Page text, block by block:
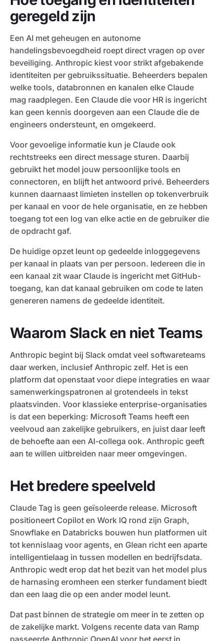
geregeld zijn
Een AI met geheugen en autonome
handelingsbevoegdheid roept direct vragen op over
beveiliging. Anthropic kiest voor strikt afgebakende
identiteiten per gebruikssituatie. Beheerders bepalen
welke tools, databronnen en kanalen elke Claude
mag raadplegen. Een Claude die voor HR is ingericht
kan geen kennis doorgeven aan een Claude die de
engineers ondersteunt, en omgekeerd.
Voor gevoelige informatie kun je Claude ook
rechtstreeks een direct message sturen. Daarbij
gebruikt het model jouw persoonlijke tools en
connectoren, en blijft het antwoord privé. Beheerders
kunnen daarnaast limieten instellen op tokenverbruik
per kanaal en voor de hele organisatie, en ze hebben
toegang tot een log van elke actie en de gebruiker die
de opdracht gaf.
De huidige opzet leunt op gedeelde inloggegevens
per kanaal in plaats van per persoon. Iedereen die in
een kanaal zit waar Claude is ingericht met GitHub-
toegang, kan dat kanaal gebruiken om code te laten
genereren namens de gedeelde identiteit.
Waarom Slack en niet Teams
Anthropic begint bij Slack omdat veel softwareteams
daar werken, inclusief Anthropic zelf. Het is een
platform dat openstaat voor diepe integraties en waar
samenwerkingspatronen al grotendeels in tekst
plaatsvinden. Voor klassieke enterprise-organisaties
is dat een beperking: Microsoft Teams heeft een
veelvoud aan zakelijke gebruikers, en juist daar leeft
de behoefte aan een AI-collega ook. Anthropic geeft
aan te willen uitbreiden naar meer omgevingen.
Het bredere speelveld
Claude Tag is geen geïsoleerde release. Microsoft
positioneert Copilot en Work IQ rond zijn Graph,
Snowflake en Databricks bouwen hun platformen uit
tot kennislaag voor agents, en Glean richt een aparte
intelligentielaag in tussen modellen en bedrijfsdata.
Anthropic wedt erop dat het bezit van het model plus
de harnasing eromheen een sterker fundament biedt
dan een laag die op een ander model leunt.
Dat past binnen de strategie om meer in te zetten op
de zakelijke markt. Volgens recente data van Ramp
passeerde Anthropic OpenAI voor het eerst in